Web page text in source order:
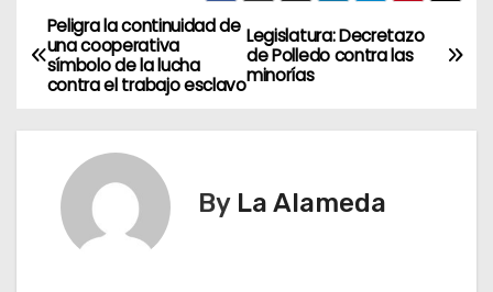
N
a
v
Legislatura: Decretazo
de Polledo contra las
minorías
Peligra la continuidad de
una cooperativa
símbolo de la lucha
contra el trabajo esclavo
By La Alameda